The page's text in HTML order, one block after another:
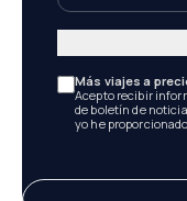
Más viajes a
Acepto recibir
de boletín de
yo he